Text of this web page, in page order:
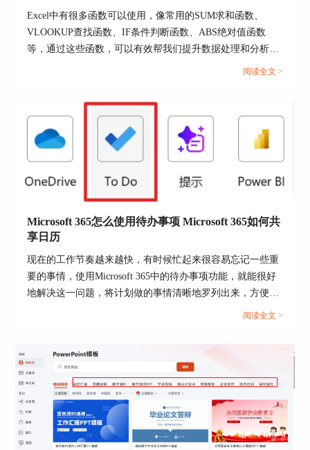
图3：粘贴并复制信息
数据复制完成后，返回excel的操作界面。点击一个
图4：粘贴数据至excel
5.定位条件工具
Excel中有很多函数可以使用，像常用的SUM求和函数、
VLOOKUP查找函数、IF条件判断函数、ABS绝对值函数
等，通过这些函数，可以有效帮我们提升数据处理和分析效
率。接下来我们就以ABS函数为例，来为大家分享一下Excel
内容，方法步骤非常简单，一起来学习下。...
阅读全文 >
Microsoft 365怎么使用待办事项 Microsoft 365如何共
享日历
现在的工作节奏越来越快，有时候忙起来很容易忘记一些重
要的事情，使用Microsoft 365中的待办事项功能，就能很好
地解决这一问题，将计划做的事情清晰地罗列出来，方便随
时查看和跟进，下面就带大家了解一下Microsoft 365怎么使
阅读全文 >